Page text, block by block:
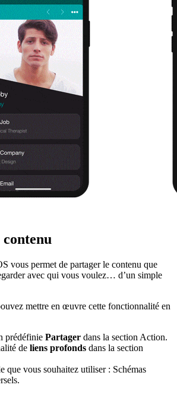
vous permet de partager le contenu que
avec qui vous voulez… d’un simple
mettre en œuvre cette fonctionnalité en
prédéfinie Partager dans la section Action.
de liens profonds dans la section
que vous souhaitez utiliser : Schémas